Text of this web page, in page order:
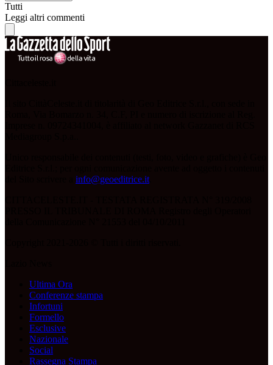
Tutti
Leggi altri commenti
info@geoeditrice.it
Ultima Ora
Conferenze stampa
Infortuni
Formello
Esclusive
Nazionale
Social
Rassegna Stampa